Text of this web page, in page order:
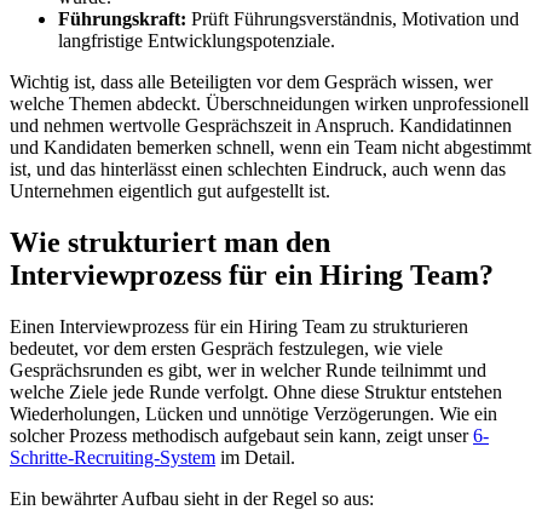
Führungskraft: Prüft Führungsverständnis, Motivation und
langfristige Entwicklungspotenziale.
Wichtig ist, dass alle Beteiligten vor dem Gespräch wissen, wer
welche Themen abdeckt. Überschneidungen wirken unprofessionell
und nehmen wertvolle Gesprächszeit in Anspruch. Kandidatinnen
und Kandidaten bemerken schnell, wenn ein Team nicht abgestimmt
ist, und das hinterlässt einen schlechten Eindruck, auch wenn das
Unternehmen eigentlich gut aufgestellt ist.
Wie strukturiert man den
Interviewprozess für ein Hiring Team?
Einen Interviewprozess für ein Hiring Team zu strukturieren
bedeutet, vor dem ersten Gespräch festzulegen, wie viele
Gesprächsrunden es gibt, wer in welcher Runde teilnimmt und
welche Ziele jede Runde verfolgt. Ohne diese Struktur entstehen
Wiederholungen, Lücken und unnötige Verzögerungen. Wie ein
solcher Prozess methodisch aufgebaut sein kann, zeigt unser6-
Schritte-Recruiting-System im Detail.
Ein bewährter Aufbau sieht in der Regel so aus: